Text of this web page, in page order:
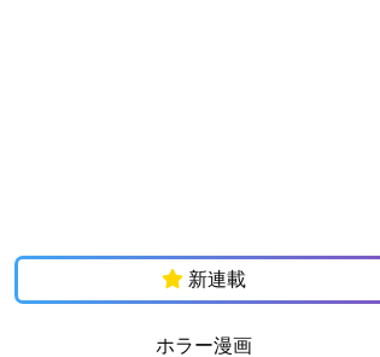
新連載
ホラー漫画